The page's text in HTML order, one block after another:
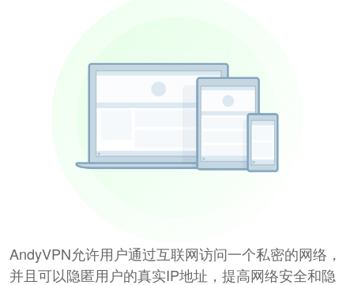
AndyVPN允许用户通过互联网访问一个私密的网络，
并且可以隐匿用户的真实IP地址，提高网络安全和隐